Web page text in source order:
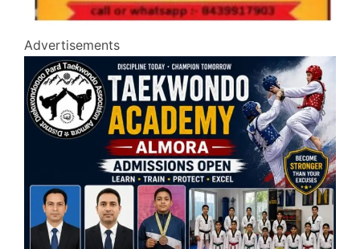
Advertisements